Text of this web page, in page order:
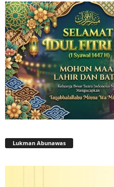
Lukman Abunawas